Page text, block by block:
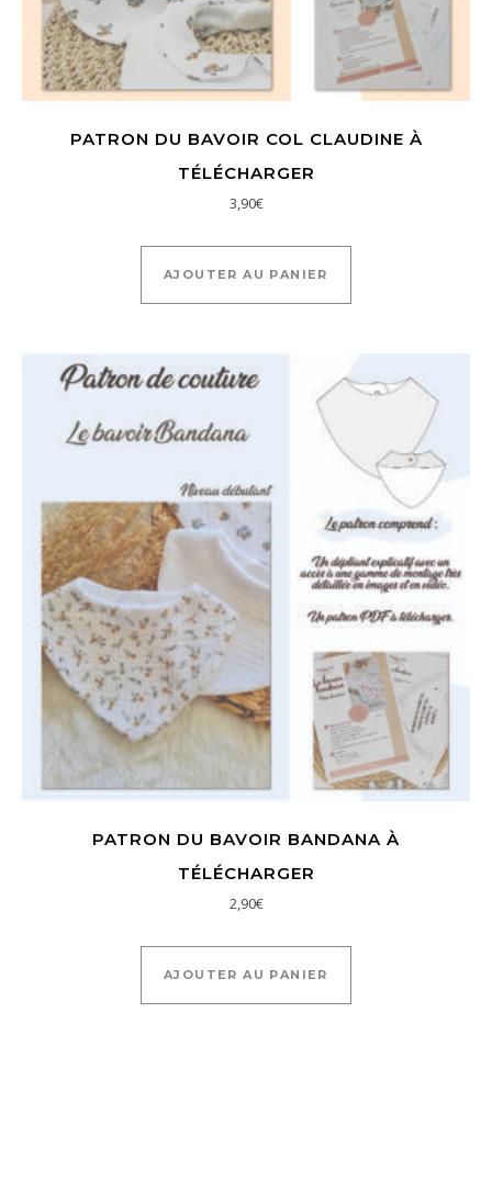
PATRON DU BAVOIR COL CLAUDINE À
TÉLÉCHARGER
3,90€
AJOUTER AU PANIER
PATRON DU BAVOIR BANDANA À
TÉLÉCHARGER
2,90€
AJOUTER AU PANIER